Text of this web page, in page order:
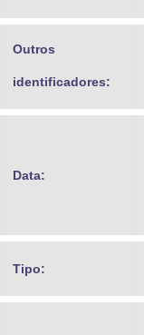
Outros
identificadores:
Data:
Tipo: